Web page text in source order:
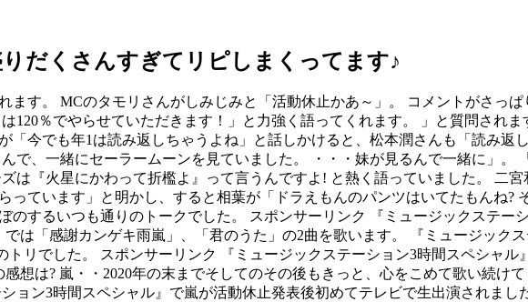
だくさんすぎてリピしまくってます♪
ます。 MCのタモリさんがしみじみと「活動休止かあ～」。 コメントがさっ
120％でやらせていただきます！」と力強く語ってくれます。 」と質問され
今でも年1は読み返しちゃうよね」と話しかけると、松本潤さんも「読み返
で、一緒にセーラームーンを見ていました。 ・・・妹が見るんで一緒に」。
は『火星にかわって折檻よ』って言うんですよ! と熱く語っていました。 二
っています」と明かし、すると相葉が「ドラえもんのパンツはいてたもんね?
のするいつも通りのトークでした。 スポンサーリンク 『ミュージックステー
は「感謝カンゲキ雨嵐」、「君のうた」の2曲を歌います。 『ミュージック
トリでした。 スポンサーリンク 『ミュージックステーション3時間スペシャ
想は? 嵐・・2020年の末までそしてのその後もきっと、心をこめて歌い続け
ョン3時間スペシャル』で嵐が活動休止発表後初めてテレビで生出演されまし